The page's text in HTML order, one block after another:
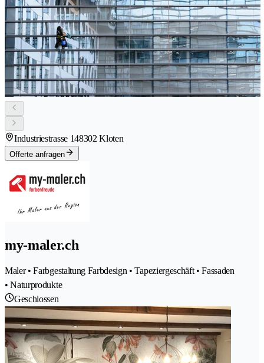
Industriestrasse 148302 Kloten
Offerte anfragen
my-maler.ch
Maler • Farbgestaltung Farbdesign • Tapeziergeschäft • Fassaden
• Naturprodukte
Geschlossen